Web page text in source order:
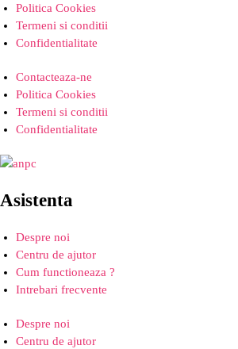
Politica Cookies
Termeni si conditii
Confidentialitate
Contacteaza-ne
Politica Cookies
Termeni si conditii
Confidentialitate
Asistenta
Despre noi
Centru de ajutor
Cum functioneaza ?
Intrebari frecvente
Despre noi
Centru de ajutor